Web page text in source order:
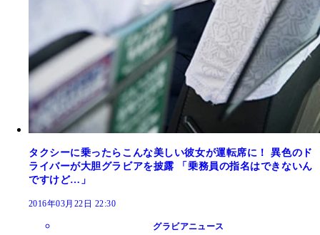
タクシーに乗ったらこんな美しい彼女が運転席に！ 異色のド
ライバーが大胆グラビアを披露 「乗務員の指名はできないん
ですけど…」
2016年03月22日 22:30
グラビアニュース